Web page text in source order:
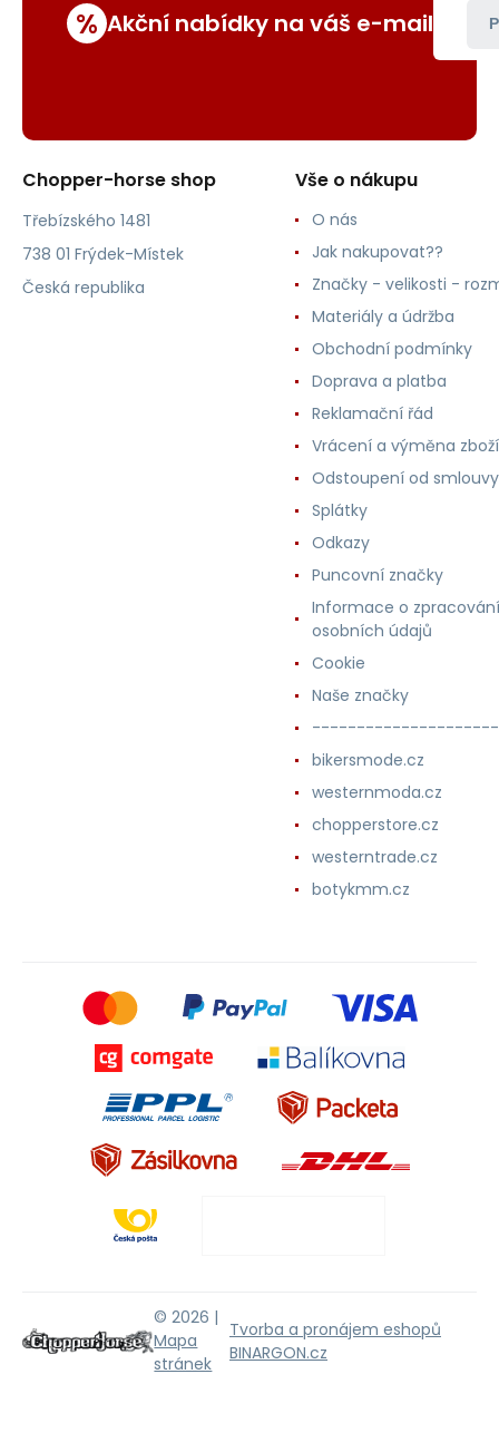
% Akční nabídky na váš e-mail
Chopper-horse shop
Třebízského 1481
738 01 Frýdek-Místek
Česká republika
Vše o nákupu
O nás
Jak nakupovat??
Značky - velikosti -
Materiály a údržba
Obchodní podmínky
Doprava a platba
Reklamační řád
Vrácení a výměna zboží
Odstoupení od smlouvy
Splátky
Odkazy
Puncovní značky
Informace o zpracování
osobních údajů
Cookie
Naše značky
bikersmode.cz
westernmoda.cz
chopperstore.cz
westerntrade.cz
botykmm.cz
© 2026 |
Mapa
stránek
Tvorba a pronájem eshopů
BINARGON.cz